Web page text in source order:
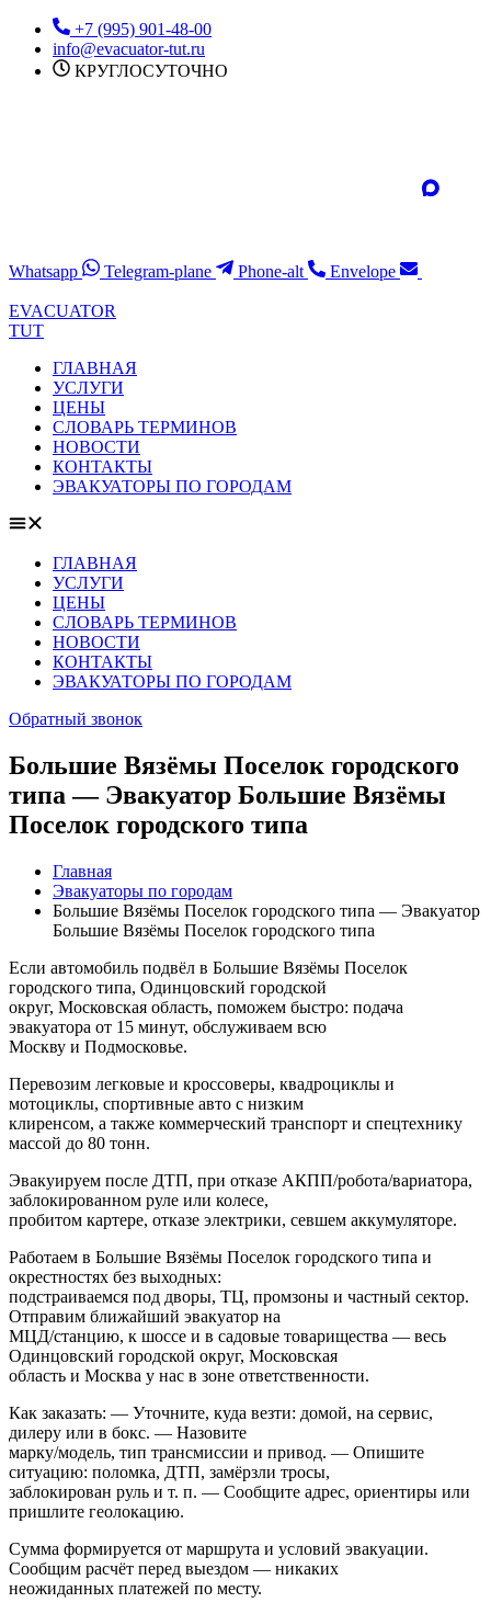
Перейти
содержимому
+7 (995) 901-48-00
info@evacuator-tut.ru
КРУГЛОСУТОЧНО
Whatsapp Telegram-plane Phone-alt Envelope
EVACUATOR
TUT
ГЛАВНАЯ
УСЛУГИ
ЦЕНЫ
СЛОВАРЬ ТЕРМИНОВ
НОВОСТИ
КОНТАКТЫ
ЭВАКУАТОРЫ ПО ГОРОДАМ
ГЛАВНАЯ
УСЛУГИ
ЦЕНЫ
СЛОВАРЬ ТЕРМИНОВ
НОВОСТИ
КОНТАКТЫ
ЭВАКУАТОРЫ ПО ГОРОДАМ
Обратный звонок
Большие Вязёмы Поселок городского
типа — Эвакуатор Большие Вязёмы
Поселок городского типа
Главная
Эвакуаторы по городам
Большие Вязёмы Поселок городского типа — Эвакуатор
Большие Вязёмы Поселок городского типа
Если автомобиль подвёл в Большие Вязёмы Поселок
городского типа, Одинцовский городской
округ, Московская область, поможем быстро: подача
эвакуатора от 15 минут, обслуживаем всю
Москву и Подмосковье.
Перевозим легковые и кроссоверы, квадроциклы и
мотоциклы, спортивные авто с низким
клиренсом, а также коммерческий транспорт и спецтехнику
массой до 80 тонн.
Эвакуируем после ДТП, при отказе АКПП/робота/вариатора,
заблокированном руле или колесе,
пробитом картере, отказе электрики, севшем аккумуляторе.
Работаем в Большие Вязёмы Поселок городского типа и
окрестностях без выходных:
подстраиваемся под дворы, ТЦ, промзоны и частный сектор.
Отправим ближайший эвакуатор на
МЦД/станцию, к шоссе и в садовые товарищества — весь
Одинцовский городской округ, Московская
область и Москва у нас в зоне ответственности.
Как заказать: — Уточните, куда везти: домой, на сервис,
дилеру или в бокс. — Назовите
марку/модель, тип трансмиссии и привод. — Опишите
ситуацию: поломка, ДТП, замёрзли тросы,
заблокирован руль и т. п. — Сообщите адрес, ориентиры или
пришлите геолокацию.
Сумма формируется от маршрута и условий эвакуации.
Сообщим расчёт перед выездом — никаких
неожиданных платежей по месту.